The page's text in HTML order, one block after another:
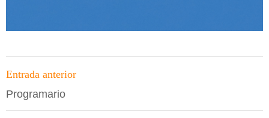
Navegació
per
les
Entrada anterior
Programario